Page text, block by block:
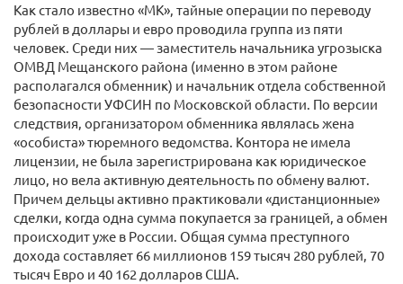
Как стало известно «МК», тайные операции по переводу
рублей в доллары и евро проводила группа из пяти
человек. Среди них — заместитель начальника угрозыска
ОМВД Мещанского района (именно в этом районе
располагался обменник) и начальник отдела собственной
безопасности УФСИН по Московской области. По версии
следствия, организатором обменника являлась жена
«особиста» тюремного ведомства. Контора не имела
лицензии, не была зарегистрирована как юридическое
лицо, но вела активную деятельность по обмену валют.
Причем дельцы активно практиковали «дистанционные»
сделки, когда одна сумма покупается за границей, а обмен
происходит уже в России. Общая сумма преступного
дохода составляет 66 миллионов 159 тысяч 280 рублей, 70
тысяч Евро и 40 162 долларов США.